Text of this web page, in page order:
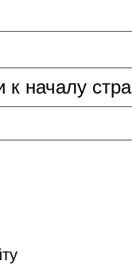
к началу